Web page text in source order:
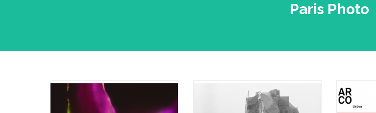
Paris Photo